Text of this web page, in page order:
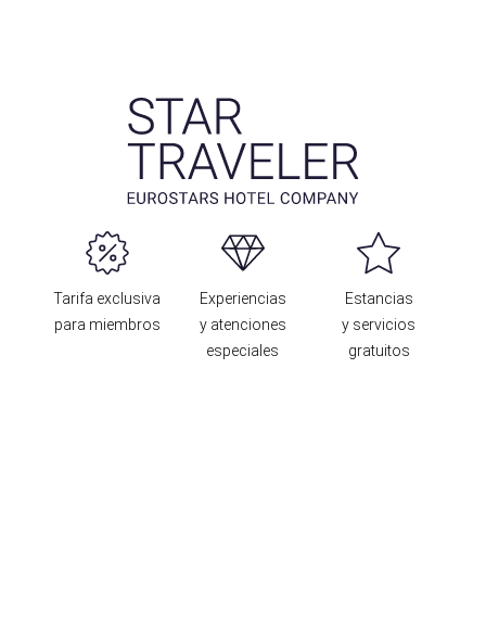
Tarifa exclusiva
para miembros
Experiencias
y atenciones
especiales
Estancias
y servicios
gratuitos